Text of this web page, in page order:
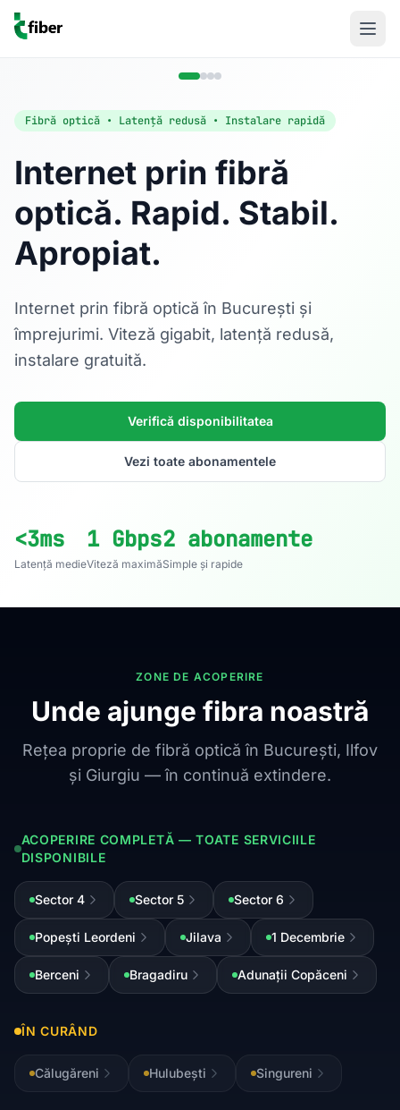
Fibră optică • Latență redusă • Instalare rapidă
Internet prin fibră
optică. Rapid. Stabil.
Apropiat.
Internet prin fibră optică în București și
împrejurimi. Viteză gigabit, latență redusă,
instalare gratuită.
Verifică disponibilitatea
Vezi toate abonamentele
<3ms
Latență medie
1 Gbps
Viteză maximă
2 abonamente
Simple și rapide
Acasă
Internet Rezidențial
Fibră optică până la 1 Gbps, direct în casa ta.
ZONE DE ACOPERIRE
Unde ajunge fibra noastră
Rețea proprie de fibră optică în București, Ilfov
și Giurgiu — în continuă extindere.
ACOPERIRE COMPLETĂ — TOATE SERVICIILE
DISPONIBILE
Sector 4 Sector 5 Sector 6
Popești Leordeni Jilava 1 Decembrie
Berceni Bragadiru Adunații Copăceni
ÎN CURÂND
Călugăreni Hulubești Singureni